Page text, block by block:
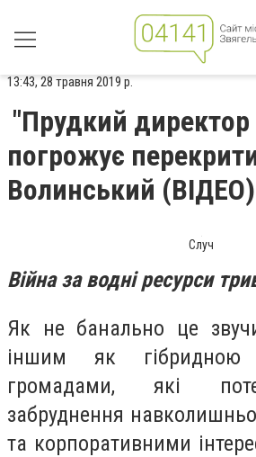
13:43, 28 травня 2019 р.
"Прудкий директор
погрожує
Волинський (ВІДЕО)
Случ
Війна за водні ресурси
Як не банально це
іншим як
громадами, які
забруднення
та корпоративними